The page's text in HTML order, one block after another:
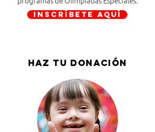
INSCRÍBETE AQUÍ
HAZ TU DONACIÓN